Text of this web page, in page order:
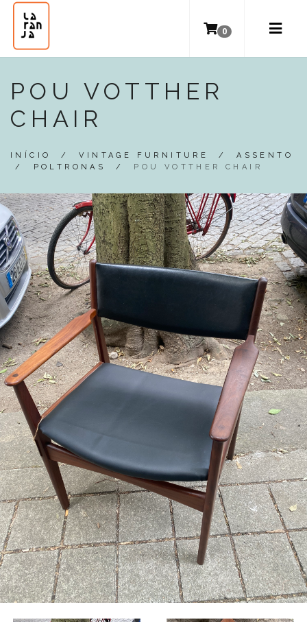
0
POU VOTTHER
CHAIR
INÍCIO /VINTAGE FURNITURE /ASSENTO
/
POLTRONAS / POU VOTTHER CHAIR